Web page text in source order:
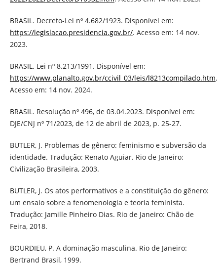
BRASIL. Decreto-Lei nº 4.682/1923. Disponível em:
https://legislacao.presidencia.gov.br/. Acesso em: 14 nov.
2023.
BRASIL. Lei nº 8.213/1991. Disponível em:
https://www.planalto.gov.br/ccivil_03/leis/l8213compilado.htm.
Acesso em: 14 nov. 2024.
BRASIL. Resolução nº 496, de 03.04.2023. Disponível em:
DJE/CNJ nº 71/2023, de 12 de abril de 2023, p. 25-27.
BUTLER, J. Problemas de gênero: feminismo e subversão da
identidade. Tradução: Renato Aguiar. Rio de Janeiro:
Civilização Brasileira, 2003.
BUTLER, J. Os atos performativos e a constituição do gênero:
um ensaio sobre a fenomenologia e teoria feminista.
Tradução: Jamille Pinheiro Dias. Rio de Janeiro: Chão de
Feira, 2018.
BOURDIEU, P. A dominação masculina. Rio de Janeiro:
Bertrand Brasil, 1999.